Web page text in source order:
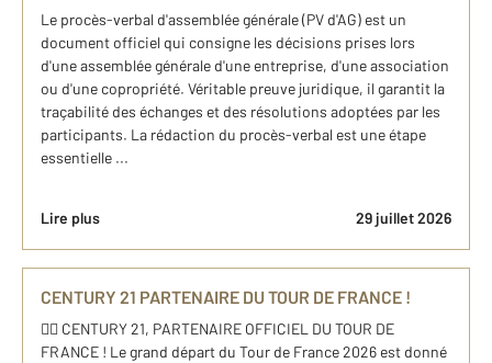
Le procès-verbal d'assemblée générale (PV d'AG) est un
document officiel qui consigne les décisions prises lors
d'une assemblée générale d'une entreprise, d'une association
ou d'une copropriété. Véritable preuve juridique, il garantit la
traçabilité des échanges et des résolutions adoptées par les
participants. La rédaction du procès-verbal est une étape
essentielle ...
Lire plus 29 juillet 2026
CENTURY 21 PARTENAIRE DU TOUR DE FRANCE !
🚴‍♂️ CENTURY 21, PARTENAIRE OFFICIEL DU TOUR DE
FRANCE ! Le grand départ du Tour de France 2026 est donné